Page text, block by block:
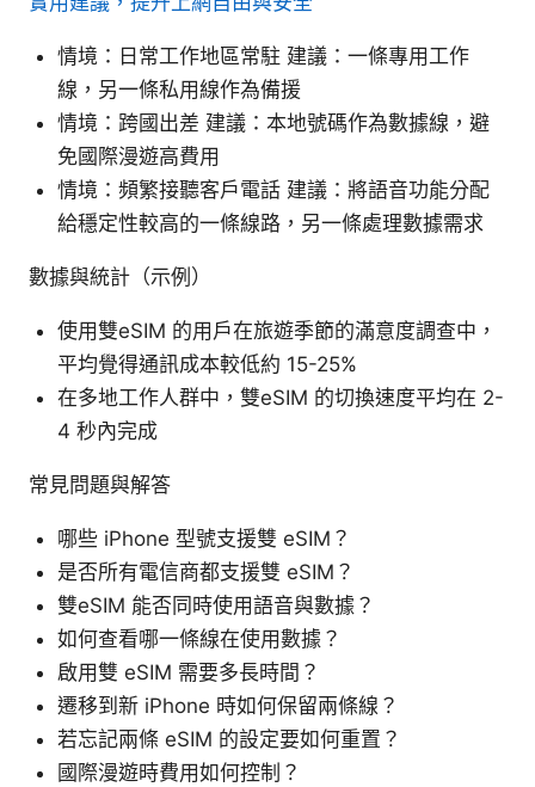
情境：日常工作地區常駐 建議：一條專用工作
線，另一條私用線作為備援
情境：跨國出差 建議：本地號碼作為數據線，避
免國際漫遊高費用
情境：頻繁接聽客戶電話 建議：將語音功能分配
給穩定性較高的一條線路，另一條處理數據需求
數據與統計（示例）
使用雙eSIM 的用戶在旅遊季節的滿意度調查中，
平均覺得通訊成本較低約 15-25%
在多地工作人群中，雙eSIM 的切換速度平均在 2-
4 秒內完成
常見問題與解答
哪些 iPhone 型號支援雙 eSIM？
是否所有電信商都支援雙 eSIM？
雙eSIM 能否同時使用語音與數據？
如何查看哪一條線在使用數據？
啟用雙 eSIM 需要多長時間？
遷移到新 iPhone 時如何保留兩條線？
若忘記兩條 eSIM 的設定要如何重置？
國際漫遊時費用如何控制？